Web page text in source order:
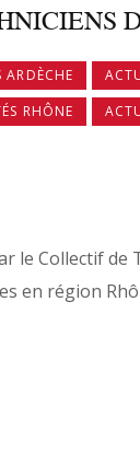
ARDÈCHE
RHÔNE
Collectif de
en région